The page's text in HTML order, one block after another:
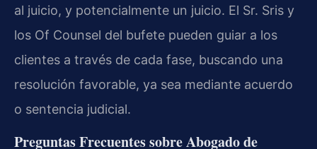
al juicio, y potencialmente un juicio. El Sr. Sris y
los Of Counsel del bufete pueden guiar a los
clientes a través de cada fase, buscando una
resolución favorable, ya sea mediante acuerdo
o sentencia judicial.
Preguntas Frecuentes sobre Abogado de